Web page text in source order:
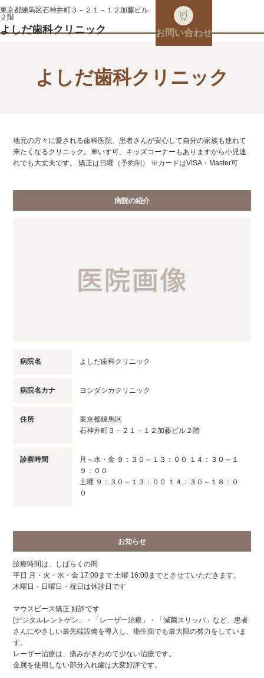
東京都練馬区石神井町３－２１－１２加藤ビル
２階
よしだ歯科クリニック お問い合わせ
よしだ歯科クリニック
地元の方々に愛される歯科医院、患者さんが安心して自分の家族も連れて
来たくなるクリニック。車いす可。キッズコーナーもありますから小児連
れでも大丈夫です。 矯正は日曜（予約制） ※カードはVISA・Master可
病院の紹介
病院名 よしだ歯科クリニック
病院名カナ ヨシダシカクリニック
住所
東京都練馬区
石神井町３－２１－１２加藤ビル２階
診察時間
月～水・金 ９：３０～１３：００ １４：３０～１
９：００
土曜 ９：３０～１３：００ １４：３０～１８：０
０
お知らせ
診療時間は、しばらくの間
平日 月・火・水・金 17:00まで 土曜 16:00までとさせていただきます。
木曜日・日曜日・祝日は休診日です
マウスピース矯正 好評です
[デジタルレントゲン」・「レーザー治療」・「減菌スリッパ」など、患者
さんにやさしい最先端設備を導入し、衛生面でも最大限の努力をしていま
す。
レーザー治療は、痛みがきわめて少ない治療です。
金属を使用しない部分入れ歯は大変好評です。